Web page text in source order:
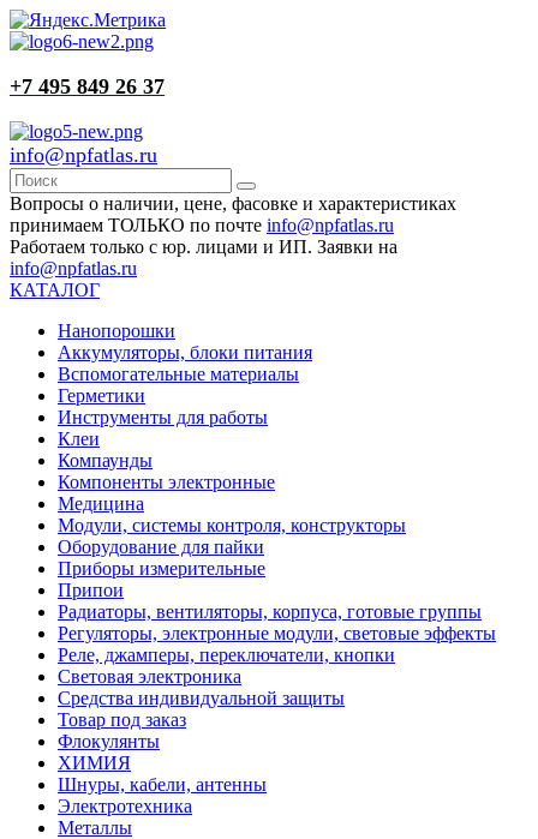
+7 495 849 26 37
info@npfatlas.ru
Вопросы о наличии, цене, фасовке и характеристиках
принимаем ТОЛЬКО по почте info@npfatlas.ru
Работаем только с юр. лицами и ИП. Заявки на
info@npfatlas.ru
КАТАЛОГ
Нанопорошки
Аккумуляторы, блоки питания
Вспомогательные материалы
Герметики
Инструменты для работы
Клеи
Компаунды
Компоненты электронные
Медицина
Модули, системы контроля, конструкторы
Оборудование для пайки
Приборы измерительные
Припои
Радиаторы, вентиляторы, корпуса, готовые группы
Регуляторы, электронные модули, световые эффекты
Реле, джамперы, переключатели, кнопки
Световая электроника
Средства индивидуальной защиты
Товар под заказ
Флокулянты
ХИМИЯ
Шнуры, кабели, антенны
Электротехника
Металлы